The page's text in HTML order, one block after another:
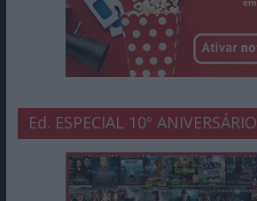
Ed. ESPECIAL 10º ANIVERSÁRIO